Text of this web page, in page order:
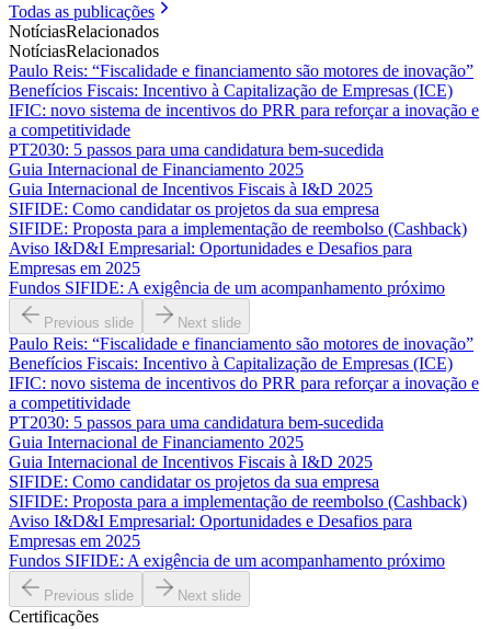
Todas as publicações
NotíciasRelacionados
NotíciasRelacionados
Paulo Reis: “Fiscalidade e financiamento são motores de inovação”
Benefícios Fiscais: Incentivo à Capitalização de Empresas (ICE)
IFIC: novo sistema de incentivos do PRR para reforçar a inovação e
a competitividade
PT2030: 5 passos para uma candidatura bem-sucedida
Guia Internacional de Financiamento 2025
Guia Internacional de Incentivos Fiscais à I&D 2025
SIFIDE: Como candidatar os projetos da sua empresa
SIFIDE: Proposta para a implementação de reembolso (Cashback)
Aviso I&D&I Empresarial: Oportunidades e Desafios para
Empresas em 2025
Fundos SIFIDE: A exigência de um acompanhamento próximo
Previous slide Next slide
Paulo Reis: “Fiscalidade e financiamento são motores de inovação”
Benefícios Fiscais: Incentivo à Capitalização de Empresas (ICE)
IFIC: novo sistema de incentivos do PRR para reforçar a inovação e
a competitividade
PT2030: 5 passos para uma candidatura bem-sucedida
Guia Internacional de Financiamento 2025
Guia Internacional de Incentivos Fiscais à I&D 2025
SIFIDE: Como candidatar os projetos da sua empresa
SIFIDE: Proposta para a implementação de reembolso (Cashback)
Aviso I&D&I Empresarial: Oportunidades e Desafios para
Empresas em 2025
Fundos SIFIDE: A exigência de um acompanhamento próximo
Previous slide Next slide
Certificações